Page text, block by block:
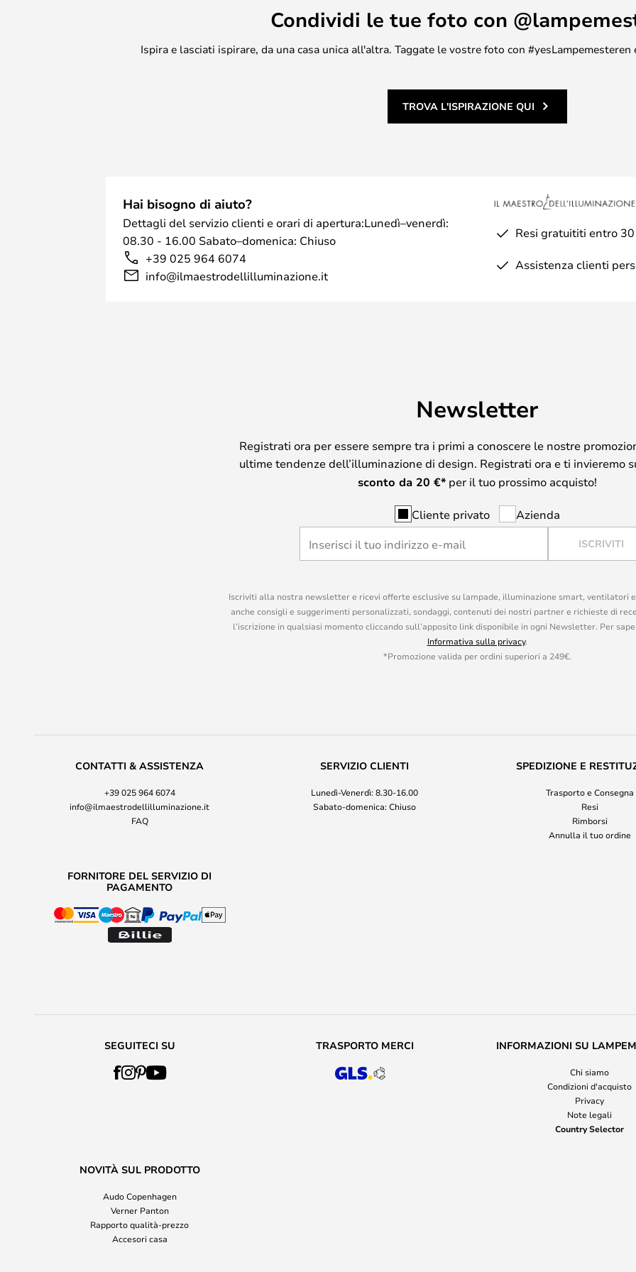
Condividi le tue foto con
Ispira e lasciati ispirare, da una casa unica all'altra. Taggate le vostre foto con
TROVA L'ISPIRAZIONE QUI
Hai bisogno di aiuto?
Dettagli del servizio clienti e orari di apertura:Lunedì–venerdì:
08.30 - 16.00 Sabato–domenica: Chiuso
+39 025 964 6074
info@ilmaestrodellilluminazione.it
Resi gratuititi entro
Assistenza clienti
Newsletter
Registrati ora per essere sempre tra i primi a conoscere le nostre
ultime tendenze dell’illuminazione di design. Registrati ora e ti invieremo
sconto da 20 €*per il tuo prossimo acquisto!
Cliente privato Azienda
ISCRIVITI
Iscriviti alla nostra newsletter e ricevi offerte esclusive su lampade, illuminazione smart, ventilatori
anche consigli e suggerimenti personalizzati, sondaggi, contenuti dei nostri partner e richieste di
l’iscrizione in qualsiasi momento cliccando sull’apposito link disponibile in ogni Newsletter. Per
Informativa sulla privacy.
*Promozione valida per ordini superiori a 249€.
CONTATTI & ASSISTENZA
+39 025 964 6074
info@ilmaestrodellilluminazione.it
FAQ
SERVIZIO CLIENTI
Lunedì-Venerdì: 8.30-16.00
Sabato-domenica: Chiuso
SPEDIZIONE E
Trasporto e Consegna
Resi
Rimborsi
Annulla il tuo ordine
FORNITORE DEL SERVIZIO DI
PAGAMENTO
SEGUITECI SU TRASPORTO MERCI INFORMAZIONI SU
Chi siamo
Condizioni d'acquisto
Privacy
Note legali
Country Selector
NOVITÀ SUL PRODOTTO
Audo Copenhagen
Verner Panton
Rapporto qualità-prezzo
Accesori casa